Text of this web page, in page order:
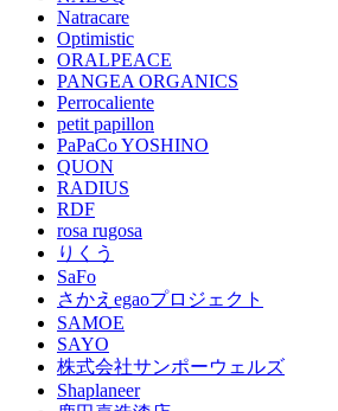
Natracare
Optimistic
ORALPEACE
PANGEA ORGANICS
Perrocaliente
petit papillon
PaPaCo YOSHINO
QUON
RADIUS
RDF
rosa rugosa
りくう
SaFo
さかえegaoプロジェクト
SAMOE
SAYO
株式会社サンポーウェルズ
Shaplaneer